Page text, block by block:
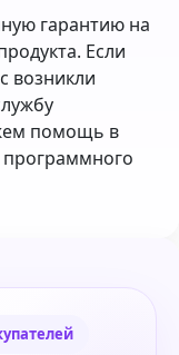
гарантию на
Если
возникли
помощь в
программного